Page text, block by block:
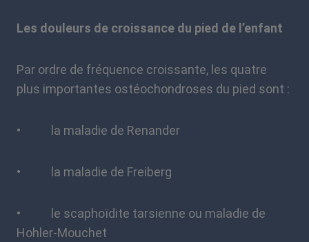
Les douleurs de croissance du pied de l’enfant
Par ordre de fréquence croissante, les quatre
plus importantes ostéochondroses du pied sont :
• la maladie de Renander
• la maladie de Freiberg
• le scaphoïdite tarsienne ou maladie de
Hohler-Mouchet